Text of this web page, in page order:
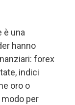
è una
hanno
forex
indici
oro o
per